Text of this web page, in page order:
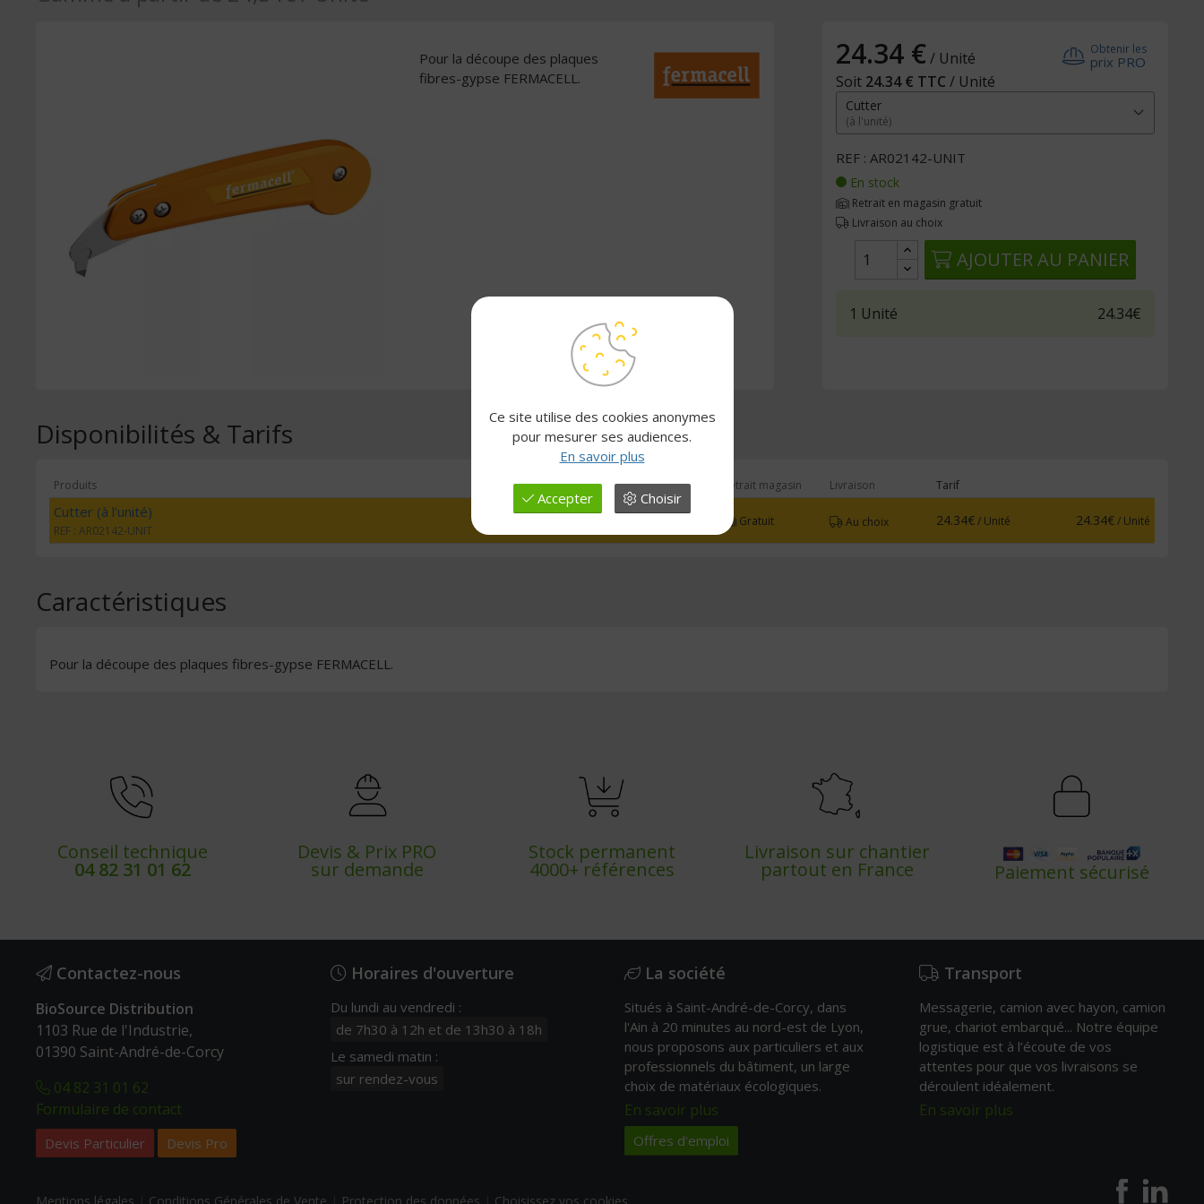
Pour la découpe des plaques
fibres-gypse FERMACELL.
24.34 €/ Unité
Soit 24.34 € TTC/ Unité
Obtenir les
prix PRO
Cutter
(à l'unité)
REF : AR02142-UNIT
En stock
Retrait en magasin gratuit
Livraison au choix
AJOUTER AU PANIER
1 Unité 24.34€
Disponibilités & Tarifs
Produits Disponibilité Retrait magasin Livraison Tarif
Cutter (à l'unité)
REF : AR02142-UNIT
Gratuit Au choix 24.34€/ Unité 24.34€/ Unité
Caractéristiques
Pour la découpe des plaques fibres-gypse FERMACELL.
Conseil technique
04 82 31 01 62
Devis & Prix PRO
sur demande
Stock permanent
4000+ références
Livraison sur chantier
partout en France Paiement sécurisé
Contactez-nous
BioSource Distribution
1103 Rue de l'Industrie,
01390 Saint-André-de-Corcy
04 82 31 01 62
Formulaire de contact
Devis Particulier Devis Pro
Horaires d'ouverture
Du lundi au vendredi :
de 7h30 à 12h et de 13h30 à 18h
Le samedi matin :
sur rendez-vous
La société
Situés à Saint-André-de-Corcy, dans
l'Ain à 20 minutes au nord-est de Lyon,
nous proposons aux particuliers et aux
professionnels du bâtiment, un large
choix de matériaux écologiques.
En savoir plus
Offres d'emploi
Transport
Messagerie, camion avec hayon, camion
grue, chariot embarqué... Notre équipe
logistique est à l’écoute de vos
attentes pour que vos livraisons se
déroulent idéalement.
En savoir plus
Ce site utilise des cookies anonymes
pour mesurer ses audiences.
En savoir plus
Accepter Choisir